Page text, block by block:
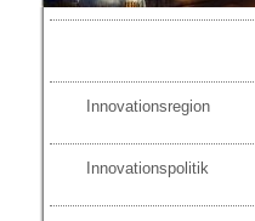
Innovationsregion
Innovationspolitik